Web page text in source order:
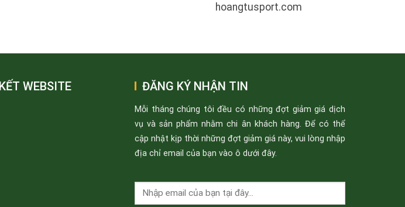
hoangtusport.com
WEBSITE ĐĂNG KÝ NHẬN TIN
Mỗi tháng chúng tôi đều có những đợt giảm giá dịch
vụ và sản phẩm nhằm chi ân khách hàng. Để có thể
cập nhật kịp thời những đợt giảm giá này, vui lòng nhập
địa chỉ email của bạn vào ô dưới đây.